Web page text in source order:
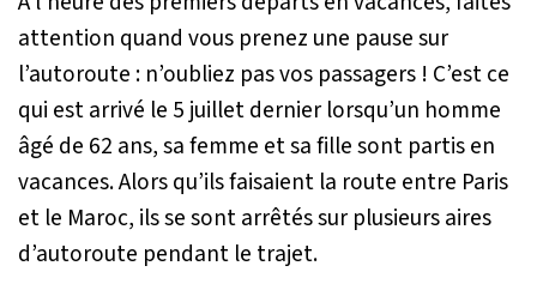
attention quand vous prenez une pause sur
l’autoroute : n’oubliez pas vos passagers ! C’est ce
qui est arrivé le 5 juillet dernier lorsqu’un homme
âgé de 62 ans, sa femme et sa fille sont partis en
vacances. Alors qu’ils faisaient la route entre Paris
et le Maroc, ils se sont arrêtés sur plusieurs aires
d’autoroute pendant le trajet.